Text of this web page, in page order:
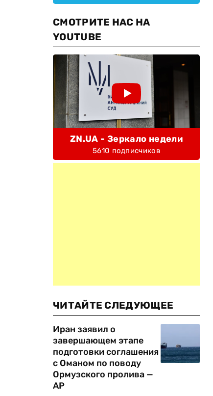
СМОТРИТЕ НАС НА
YOUTUBE
ZN.UA - Зеркало недели
5610 подписчиков
ЧИТАЙТЕ СЛЕДУЮЩЕЕ
Иран заявил о
завершающем этапе
подготовки соглашения
с Оманом по поводу
Ормузского пролива —
AP